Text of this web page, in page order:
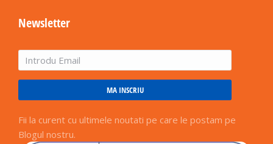
Newsletter
MA INSCRIU
Fii la curent cu ultimele noutati pe care le postam pe
Blogul nostru.